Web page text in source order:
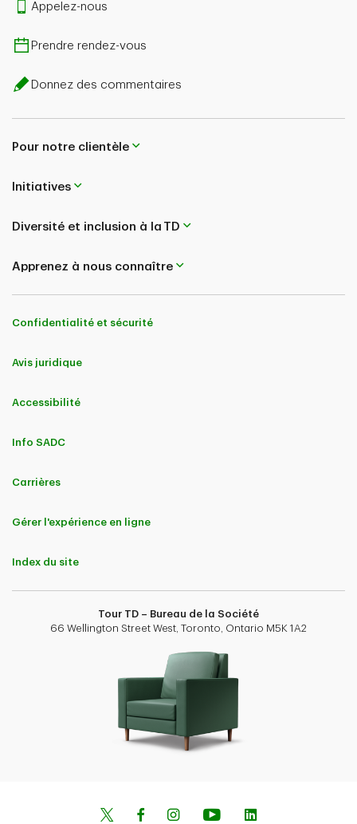
Appelez-nous
Prendre rendez-vous
Donnez des commentaires
Pour notre clientèle
Initiatives
Diversité et inclusion à la TD
Apprenez à nous connaître
Confidentialité et sécurité
Avis juridique
Accessibilité
Info SADC
Carrières
Gérer l'expérience en ligne
Index du site
Tour TD – Bureau de la Société
66 Wellington Street West, Toronto, Ontario M5K 1A2